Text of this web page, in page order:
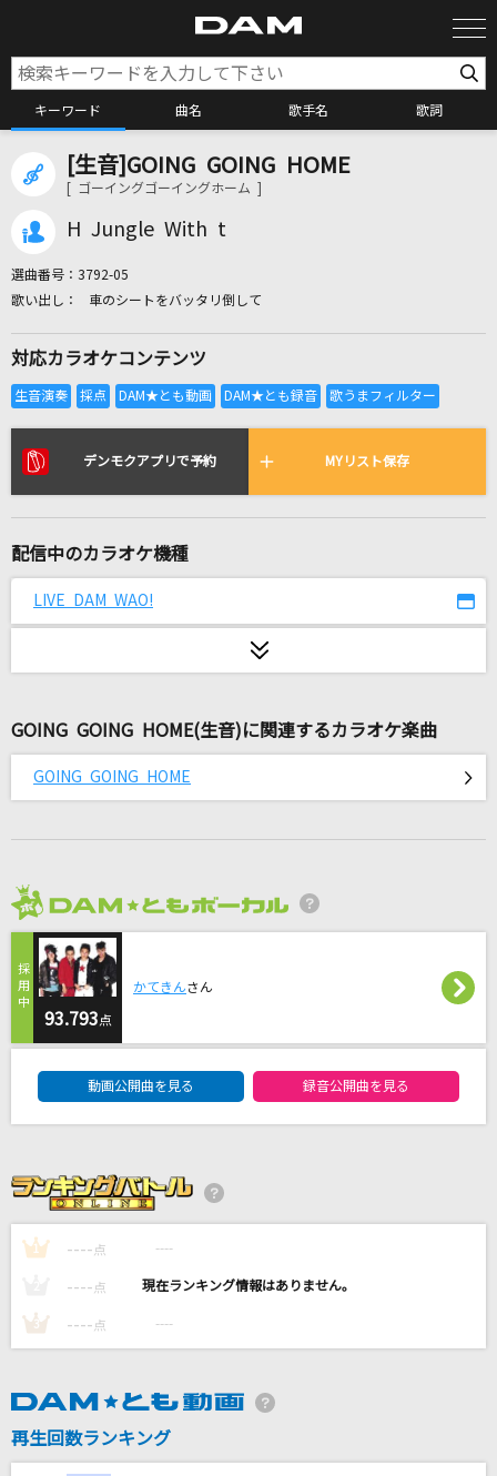
キーワード 曲名 歌手名 歌詞
カラオケ検索
全国りれき
リアルタイムで歌われている曲の一覧
All LOVE
unravel
脱法ロック
Neru feat.鏡音レン
奏(かなで)
ワールドイズマイン
supercell feat.初音ミク
そっくりさん
ファントムシータ
[生音]白い海峡
大月みやこ
正しくなれない
ずっと真夜中でいいのに。
DAMの新曲・ランキングなど
カラオケ最新情報をチェック！
[生音]GOING GOING HOME
[ ゴーイングゴーイングホーム ]
H Jungle With t
選曲番号： 3792-05
車のシートをバッタリ倒して
対応カラオケコンテンツ
デンモクアプリで予約 MYリスト保存
配信中のカラオケ機種
LIVE DAM WAO!
GOING GOING HOME(生音)に関連するカラオケ楽曲
GOING GOING HOME
93.793点
かてきんさん
動画公開曲を見る 録音公開曲を見る
1 ---- 点 ----
---- 点 ----
3 ---- 点 ----
再生回数ランキング